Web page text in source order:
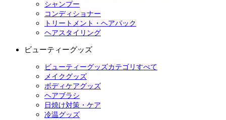
シャンプー
コンディショナー
トリートメント・ヘアパック
ヘアスタイリング
ビューティーグッズ
ビューティーグッズカテゴリすべて
メイクグッズ
ボディケアグッズ
ヘアブラシ
日焼け対策・ケア
冷温グッズ